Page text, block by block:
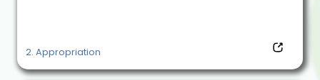
2. Appropriation